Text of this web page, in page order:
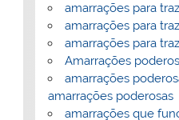
amarrações para
amarrações para
amarrações para
Amarrações
amarrações
amarrações poderosas
amarrações que